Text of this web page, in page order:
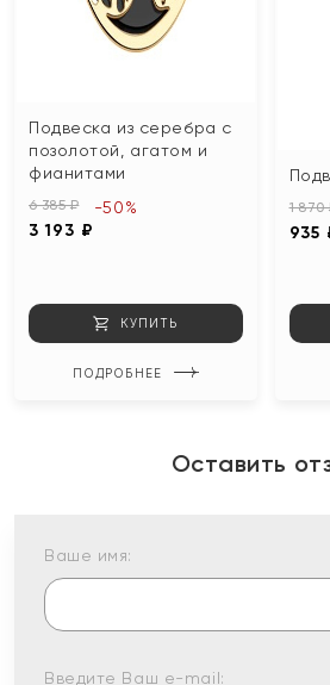
Подвеска из серебра с
позолотой, агатом и
фианитами
6 385 ₽
3 193 ₽
-50%
КУПИТЬ
ПОДРОБНЕЕ
1 870
935
Оставить
Ваше имя:
Введите Ваш e-mail: